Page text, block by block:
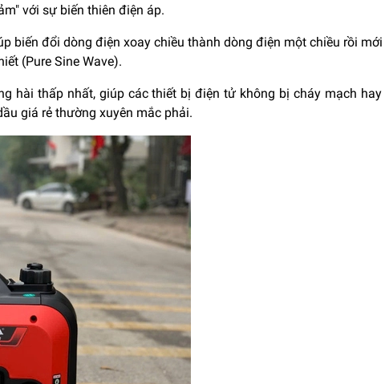
với sự biến thiên điện áp.
biến đổi dòng điện xoay chiều thành dòng điện một chiều rồi
(Pure Sine Wave).
hài thấp nhất, giúp các thiết bị điện tử không bị cháy mạch
giá rẻ thường xuyên mắc phải.